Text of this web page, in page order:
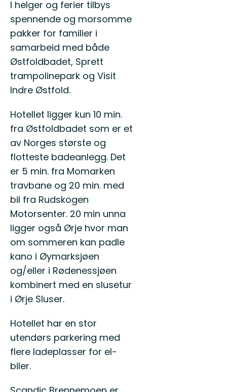
I helger og ferier tilbys
spennende og morsomme
pakker for familier i
samarbeid med både
Østfoldbadet, Sprett
trampolinepark og Visit
Indre Østfold.
Hotellet ligger kun 10 min.
fra Østfoldbadet som er et
av Norges største og
flotteste badeanlegg. Det
er 5 min. fra Momarken
travbane og 20 min. med
bil fra Rudskogen
Motorsenter. 20 min unna
ligger også Ørje hvor man
om sommeren kan padle
kano i Øymarksjøen
og/eller i Rødenessjøen
kombinert med en slusetur
i Ørje Sluser.
Hotellet har en stor
utendørs parkering med
flere ladeplasser for el-
biler.